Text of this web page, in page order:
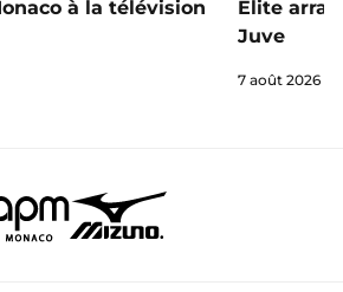
à la télévision
Elite
Juve
7 août 2026